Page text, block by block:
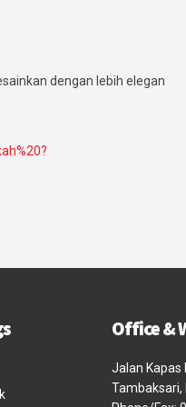
dengan lebih elegan
Office &
Jalan Kapas
Tambaksari,